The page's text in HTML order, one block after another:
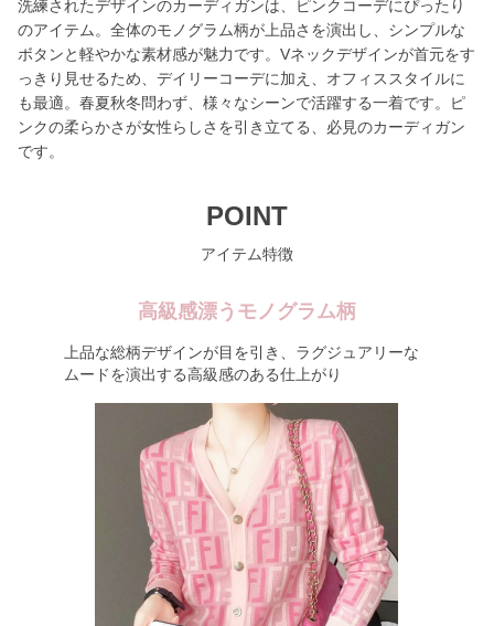
洗練されたデザインのカーディガンは、ピンクコーデにぴったり
のアイテム。全体のモノグラム柄が上品さを演出し、シンプルな
ボタンと軽やかな素材感が魅力です。Vネックデザインが首元をす
っきり見せるため、デイリーコーデに加え、オフィススタイルに
も最適。春夏秋冬問わず、様々なシーンで活躍する一着です。ピ
ンクの柔らかさが女性らしさを引き立てる、必見のカーディガン
です。
POINT
アイテム特徴
高級感漂うモノグラム柄
上品な総柄デザインが目を引き、ラグジュアリーな
ムードを演出する高級感のある仕上がり